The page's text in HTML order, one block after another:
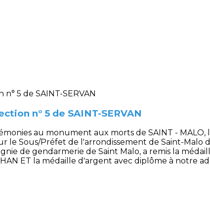
n° 5 de SAINT-SERVAN
au monument aux morts de SAINT -
le Sous/Préfet de l'arrondissement de Saint-Malo
de gendarmerie de Saint Malo, a remis la
ET la médaille d'argent avec diplôme à notre